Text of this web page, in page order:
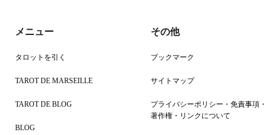
メニュー
タロットを引く
TAROT DE MARSEILLE
TAROT DE BLOG
BLOG
その他
ブックマーク
サイトマップ
プライバシーポリシー・免責事項・
著作権・リンクについて